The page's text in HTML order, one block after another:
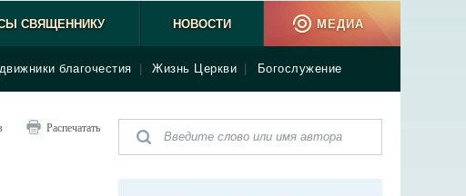
благочестия Жизнь Церкви Богослужение
СВЯЩЕННИКУ НОВОСТИ МЕДИА
Распечатать